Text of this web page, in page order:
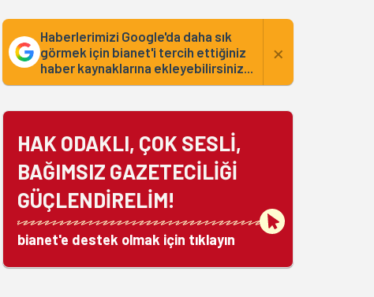
Haberlerimizi Google'da daha sık
görmek için bianet'i tercih ettiğiniz
haber kaynaklarına ekleyebilirsiniz...
×
HAK ODAKLI, ÇOK SESLİ,
BAĞIMSIZ GAZETECİLİĞİ
GÜÇLENDİRELİM!
bianet'e destek olmak için tıklayın